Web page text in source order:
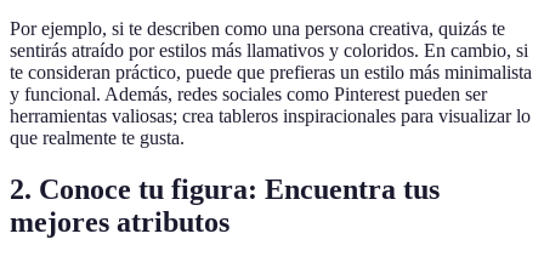
Por ejemplo, si te describen como una persona creativa, quizás te
sentirás atraído por estilos más llamativos y coloridos. En cambio, si
te consideran práctico, puede que prefieras un estilo más minimalista
y funcional. Además, redes sociales como Pinterest pueden ser
herramientas valiosas; crea tableros inspiracionales para visualizar lo
que realmente te gusta.
2. Conoce tu figura: Encuentra tus
mejores atributos